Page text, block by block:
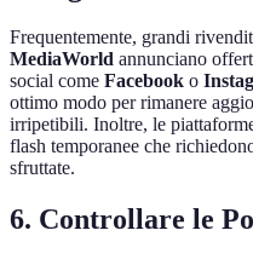
Frequentemente, grandi
MediaWorld annunciano
social come Facebook o
ottimo modo per rimanere
irripetibili. Inoltre, le
flash temporanee che
sfruttate.
6. Controllare le